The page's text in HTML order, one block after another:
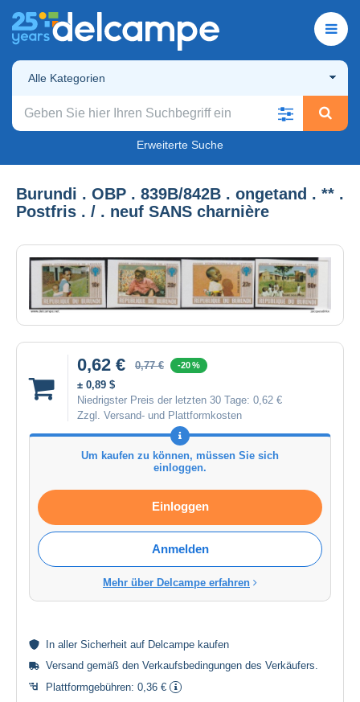
Alle Kategorien
Erweiterte Suche
Burundi . OBP . 839B/842B . ongetand . ** .
Postfris . / . neuf SANS charnière
0,62 € 0,77 € -20 %
± 0,89 $
Niedrigster Preis der letzten 30 Tage: 0,62 €
Zzgl. Versand- und Plattformkosten
Um kaufen zu können, müssen Sie sich
einloggen.
Einloggen
Anmelden
Mehr über Delcampe erfahren
In aller Sicherheit auf Delcampe kaufen
Versand gemäß den Verkaufsbedingungen des Verkäufers.
Plattformgebühren: 0,36 €